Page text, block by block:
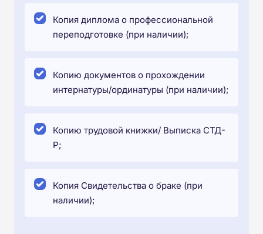
Копия диплома о профессиональной
переподготовке (при наличии);
Копию документов о прохождении
интернатуры/ординатуры (при наличии);
Копию трудовой книжки/ Выписка СТД-
Р;
Копия Свидетельства о браке (при
наличии);